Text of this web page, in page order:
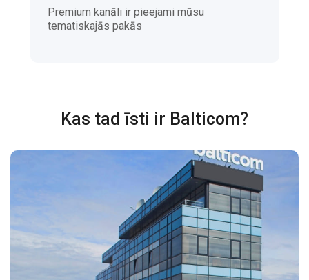
Premium kanāli ir pieejami mūsu
tematiskajās pakās
Kas tad īsti ir Balticom?